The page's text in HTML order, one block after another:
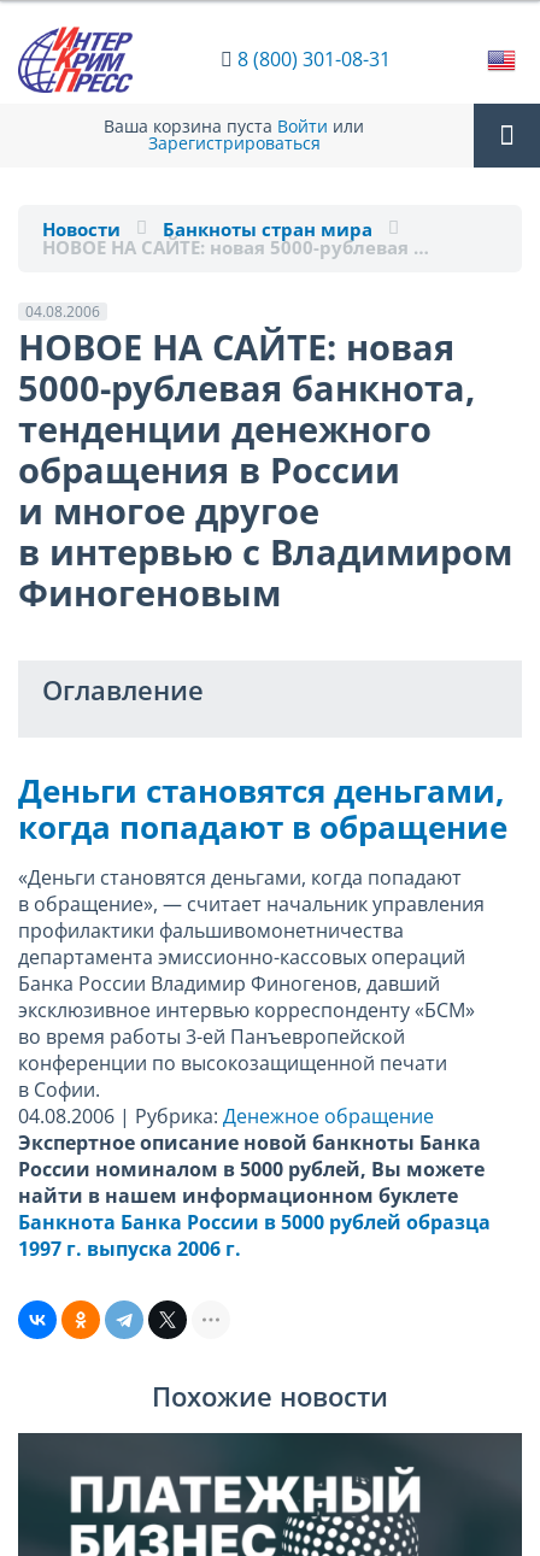
8 (800) 301-08-31
Ваша корзина пуста Войти или
Зарегистрироваться
Новости Банкноты стран мира
НОВОЕ НА САЙТЕ: новая 5000-рублевая …
04.08.2006
НОВОЕ НА САЙТЕ: новая
5000-рублевая банкнота,
тенденции денежного
обращения в России
и многое другое
в интервью с Владимиром
Финогеновым
Оглавление
Деньги становятся деньгами,
когда попадают в обращение
«Деньги становятся деньгами, когда попадают
в обращение», — считает начальник управления
профилактики фальшивомонетничества
департамента эмиссионно-кассовых операций
Банка России Владимир Финогенов, давший
эксклюзивное интервью корреспонденту «БСМ»
во время работы 3-ей Панъевропейской
конференции по высокозащищенной печати
в Софии.
04.08.2006 | Рубрика: Денежное обращение
Экспертное описание новой банкноты Банка
России номиналом в 5000 рублей, Вы можете
найти в нашем информационном буклете
Банкнота Банка России в 5000 рублей образца
1997 г. выпуска 2006 г.
Похожие новости